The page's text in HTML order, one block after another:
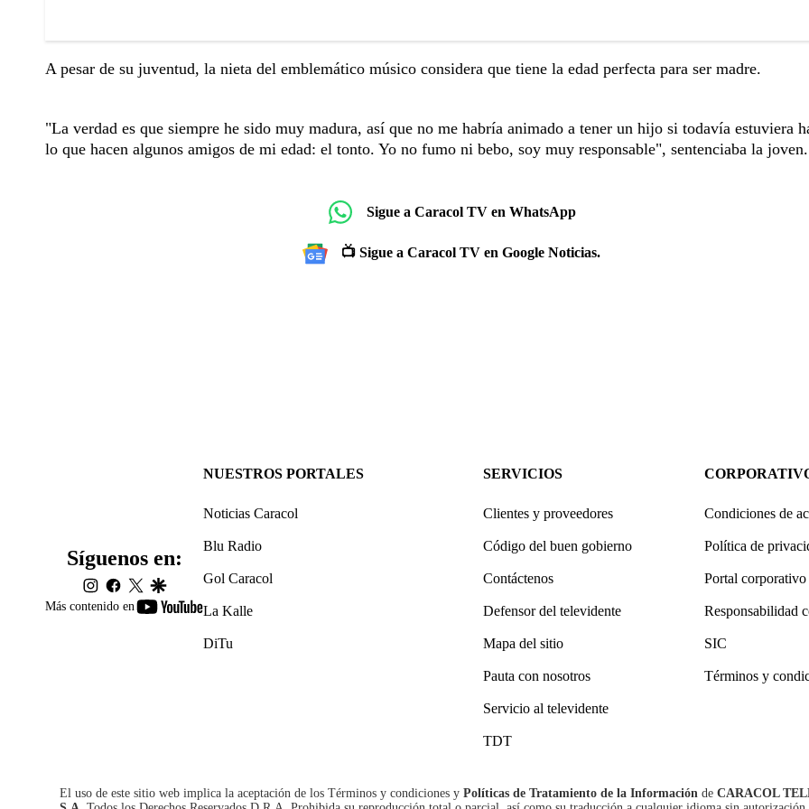
A pesar de su juventud, la nieta del emblemático músico considera que tiene la edad perfecta para ser madre.
"La verdad es que siempre he sido muy madura, así que no me habría animado a tener un hijo si todavía estuviera
lo que hacen algunos amigos de mi edad: el tonto. Yo no fumo ni bebo, soy muy responsable", sentenciaba la joven.
Sigue a Caracol TV en WhatsApp
📺 Sigue a Caracol TV en Google Noticias.
Más contenido en
youtube-
Síguenos en:
instagram
facebook
twittergoogle
NUESTROS PORTALES
Noticias Caracol
Blu Radio
Gol Caracol
La Kalle
DiTu
SERVICIOS
Clientes y proveedores
Código del buen gobierno
Contáctenos
Defensor del televidente
Mapa del sitio
Pauta con nosotros
Servicio al televidente
TDT
Condiciones de
Política de
Portal corporativo
Responsabilidad
SIC
Términos y
El uso de este sitio web implica la aceptación de los Términos y condiciones y Políticas de Tratamiento de la Información de CARACOL